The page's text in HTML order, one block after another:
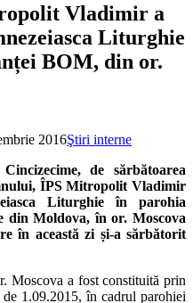
Vladimir a
Liturghie
BOM, din or.
2016Ştiri interne
de sărbătoarea
ÎPS Mitropolit Vladimir
Liturghie în parohia
din Moldova, în or. Moscova
în această zi și-a sărbătorit
Moscova a fost constituită prin
1.09.2015, în cadrul parohiei